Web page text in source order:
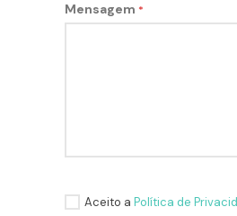
Mensagem *
Aceito a Política de